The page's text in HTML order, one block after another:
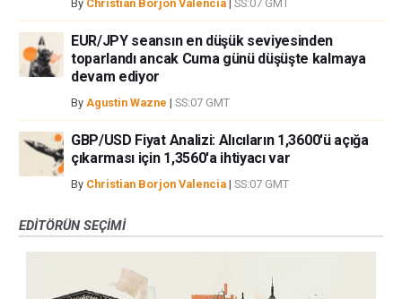
By Christian Borjon Valencia SS:07 GMT
EUR/JPY seansın en düşük seviyesinden
toparlandı ancak Cuma günü düşüşte kalmaya
devam ediyor
By Agustin Wazne | SS:07 GMT
GBP/USD Fiyat Analizi: Alıcıların 1,3600'ü açığa
çıkarması için 1,3560'a ihtiyacı var
By Christian Borjon Valencia | SS:07 GMT
EDITÖRÜN SEÇIMI